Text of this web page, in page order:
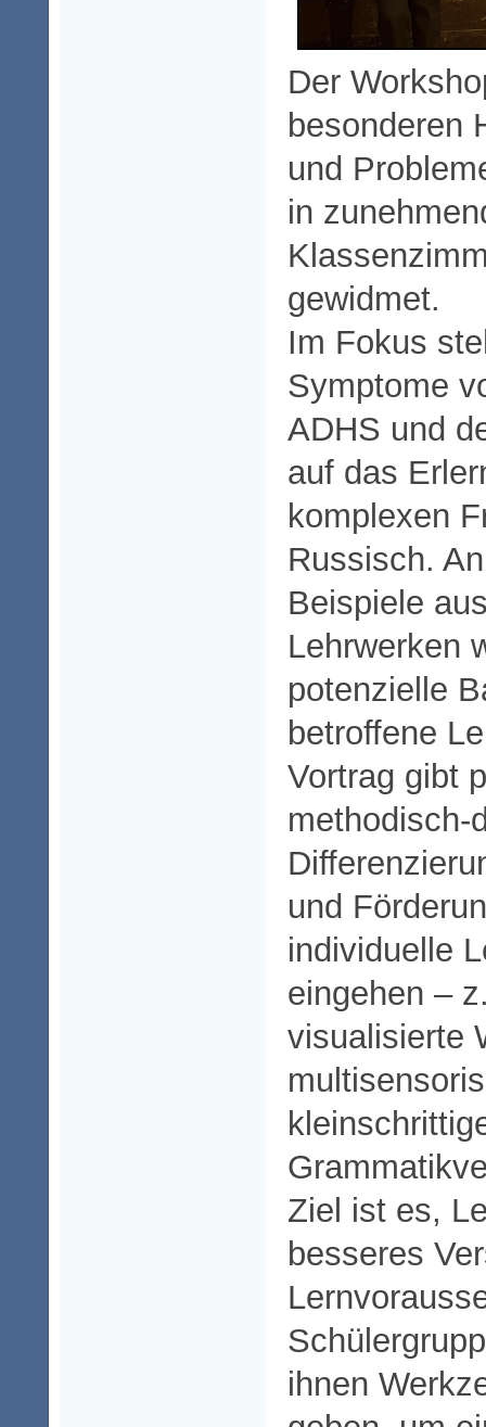
Der
besonderen
und
in
gewidmet.
Im Fokus
Symptome
ADHS und
auf das
komplexen
Russisch.
Beispiele
Lehrwerken
potenzielle
betroffene
Vortrag gibt
methodisch-
und
individuelle
eingehen –
visualisierte
Ziel ist es,
besseres
ihnen